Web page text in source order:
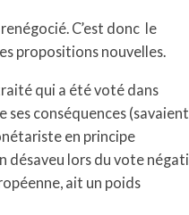
C’est donc le
propositions nouvelles.
qui a été voté dans
ses conséquences
en principe
désaveu lors du vote
ait un poids